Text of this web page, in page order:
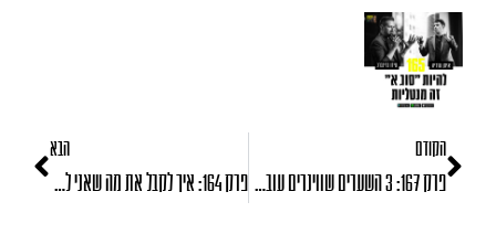
הקודם
פרק 167: 3 השערים שווינרים עוברים בדרך להצלחה
הבא
פרק 164: איך לקבל את מה שאני לא אוהב בעצמי?